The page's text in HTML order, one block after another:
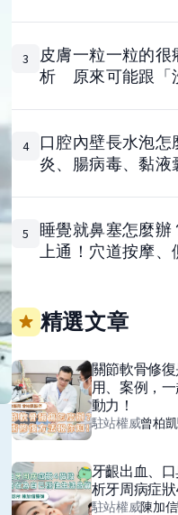
3
皮膚一粒一粒的
析 原來可能跟「
4
口腔內壁長水泡
炎、腸病毒、黏
5
睡覺就鼻塞怎麼辦
上通！穴道按摩、
精選文章
關節軟骨修
用、案例，
動力！
駐站權威曾柏凱
牙齦出血、
析牙周病症
駐站權威陳加信